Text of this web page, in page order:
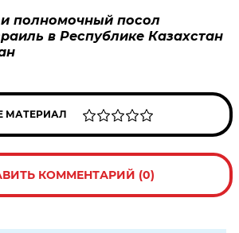
полномочный посол
в Республике Казахстан
МАТЕРИАЛ
КОММЕНТАРИЙ (0)